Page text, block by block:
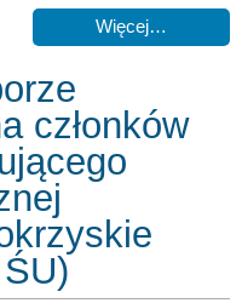
Więcej…
członków